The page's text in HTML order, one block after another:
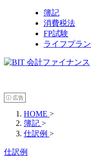
簿記
消費税法
FP試験
ライフプラン
ⓘ 広告
HOME >
簿記 >
仕訳例 >
仕訳例